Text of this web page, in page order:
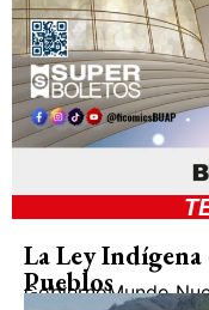
La Ley
Pueblos
GobiernoMundo